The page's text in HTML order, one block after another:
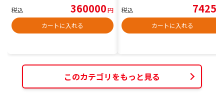
税込 360000円
カートに入れる
税込 7425
カートに入れる
このカテゴリをもっと見る